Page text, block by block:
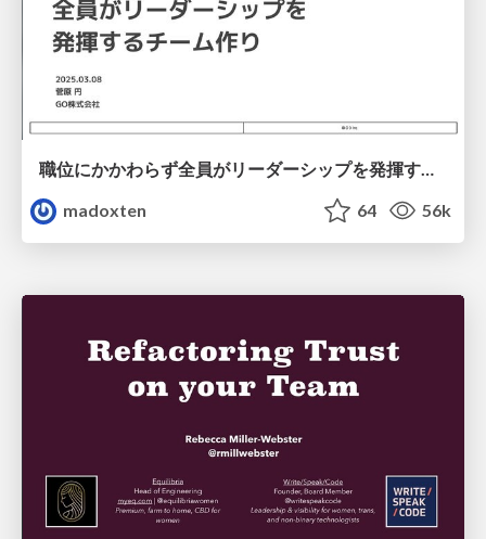
職位にかかわらず全員がリーダーシップを発揮するチーム作り / Building a team where everyone can demonstrate leadership regardless of position
madoxten
64 56k